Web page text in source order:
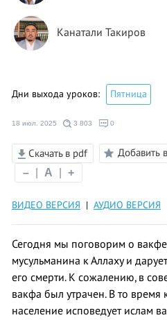
Канатали Такиров
Дни выхода уроков: Пятница
18 июл. 2025 3 803 0
Скачать в pdf
Добавить
– A +
ВИДЕО ВЕРСИЯ | АУДИО ВЕРСИЯ
Сегодня мы поговорим о
мусульманина к Аллаху и
его смерти. К сожалению, в
вакфа был утрачен. В то время
население исповедует ислам